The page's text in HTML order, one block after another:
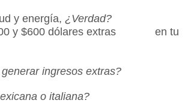
y energía, ¿Verdad?
y $600 dólares extras en tu
ingresos extras?
o italiana?